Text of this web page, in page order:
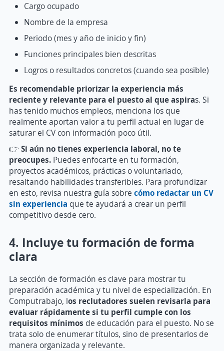
Cargo ocupado
Nombre de la empresa
Periodo (mes y año de inicio y fin)
Funciones principales bien descritas
Logros o resultados concretos (cuando sea posible)
Es recomendable priorizar la experiencia más
reciente y relevante para el puesto al que aspiras. Si
has tenido muchos empleos, menciona los que
realmente aportan valor a tu perfil actual en lugar de
saturar el CV con información poco útil.
👉 Si aún no tienes experiencia laboral, no te
preocupes. Puedes enfocarte en tu formación,
proyectos académicos, prácticas o voluntariado,
resaltando habilidades transferibles. Para profundizar
en esto, revisa nuestra guía sobre cómo redactar un CV
sin experiencia que te ayudará a crear un perfil
competitivo desde cero.
4. Incluye tu formación de forma
clara
La sección de formación es clave para mostrar tu
preparación académica y tu nivel de especialización. En
Computrabajo, los reclutadores suelen revisarla para
evaluar rápidamente si tu perfil cumple con los
requisitos mínimos de educación para el puesto. No se
trata solo de enumerar títulos, sino de presentarlos de
manera organizada y relevante.